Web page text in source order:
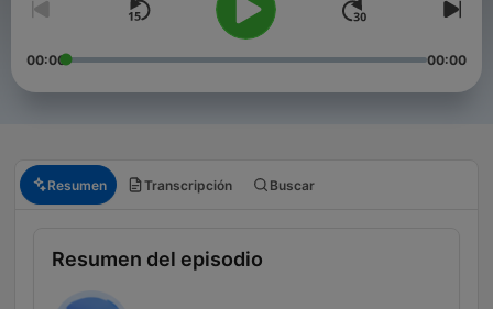
00:00 00:00
Resumen Transcripción Buscar
Resumen del episodio